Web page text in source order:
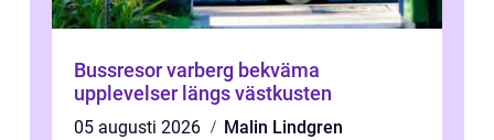
Bussresor varberg bekväma
upplevelser längs västkusten
05 augusti 2026
Malin Lindgren